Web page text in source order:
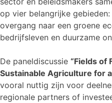
op vier belangrijke
overgang naar een groene
bedrijfsleven en duurzame
De paneldiscussie “Fields of
Sustainable Agriculture for
vooral nuttig zijn voor
regionale partners of